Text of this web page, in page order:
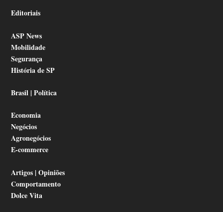
Editoriais
ASP News
Mobilidade
Segurança
História de SP
Brasil | Política
Economia
Negócios
Agronegócios
E-commerce
Artigos | Opiniões
Comportamento
Dolce Vita